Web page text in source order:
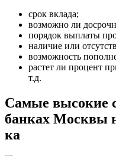
срок вклада;
возможно ли
порядок выплаты
наличие или
возможность
растет ли процент
т.д.
Самые высокие
банках Москвы
ка